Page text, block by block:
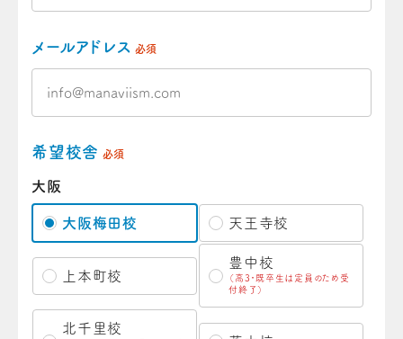
メールアドレス 必須
希望校舎 必須
大阪
大阪梅田校 天王寺校
上本町校
豊中校
（高3・既卒生は定員のため受
付終了）
北千里校